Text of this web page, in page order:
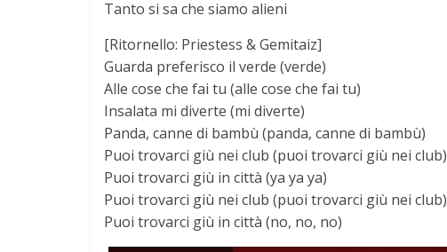
Tanto si sa che siamo alieni
[Ritornello: Priestess & Gemitaiz]
Guarda preferisco il verde (verde)
Alle cose che fai tu (alle cose che fai tu)
Insalata mi diverte (mi diverte)
Panda, canne di bambù (panda, canne di bambù)
Puoi trovarci giù nei club (puoi trovarci giù nei club)
Puoi trovarci giù in città (ya ya ya)
Puoi trovarci giù nei club (puoi trovarci giù nei club)
Puoi trovarci giù in città (no, no, no)